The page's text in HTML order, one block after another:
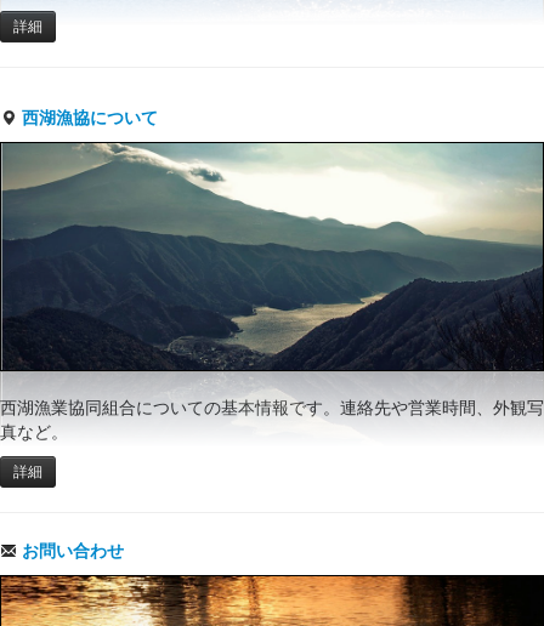
詳細
西湖漁協について
西湖漁業協同組合についての基本情報です。連絡先や営業時間、外観写
真など。
詳細
お問い合わせ